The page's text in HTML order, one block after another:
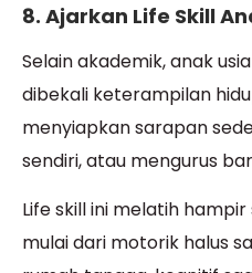
8. Ajarkan Life Skill
Selain akademik, anak
dibekali keterampilan
menyiapkan sarapan
sendiri, atau mengurus
Life skill ini melatih
mulai dari motorik halus